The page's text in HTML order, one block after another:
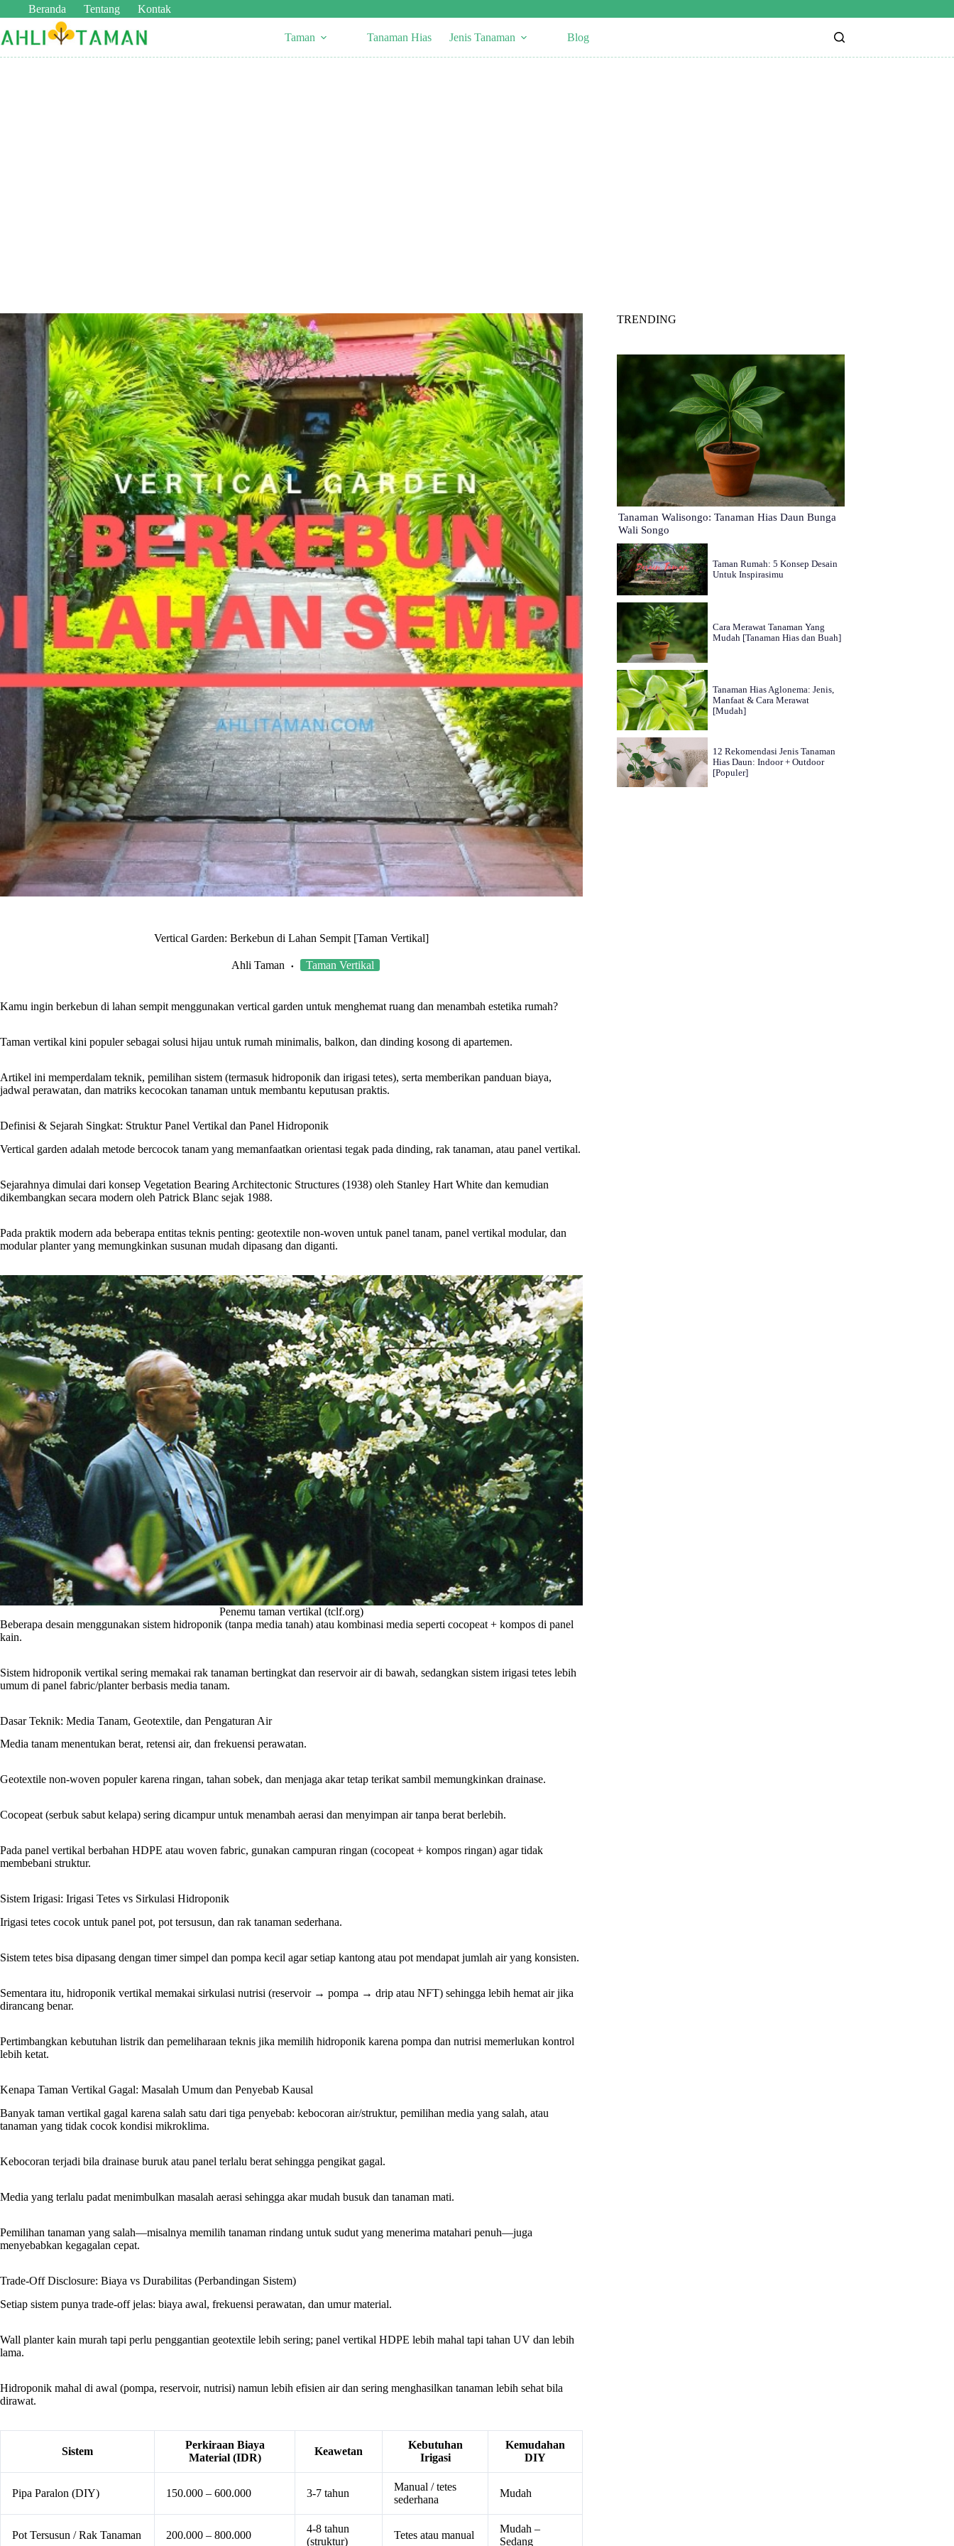
Beranda Tentang Kontak
Taman Tanaman Hias Jenis Tanaman Blog
Vertical Garden: Berkebun di Lahan Sempit [Taman Vertikal]
Ahli Taman Taman Vertikal
Kamu ingin berkebun di lahan sempit menggunakan vertical garden untuk menghemat ruang dan menambah estetika rumah?
Taman vertikal kini populer sebagai solusi hijau untuk rumah minimalis, balkon, dan dinding kosong di apartemen.
Artikel ini memperdalam teknik, pemilihan sistem (termasuk hidroponik dan irigasi tetes), serta memberikan panduan biaya,
jadwal perawatan, dan matriks kecocokan tanaman untuk membantu keputusan praktis.
Definisi & Sejarah Singkat: Struktur Panel Vertikal dan Panel Hidroponik
Vertical garden adalah metode bercocok tanam yang memanfaatkan orientasi tegak pada dinding, rak tanaman, atau panel vertikal.
Sejarahnya dimulai dari konsep Vegetation Bearing Architectonic Structures (1938) oleh Stanley Hart White dan kemudian
dikembangkan secara modern oleh Patrick Blanc sejak 1988.
Pada praktik modern ada beberapa entitas teknis penting: geotextile non-woven untuk panel tanam, panel vertikal modular, dan
modular planter yang memungkinkan susunan mudah dipasang dan diganti.
Penemu taman vertikal (tclf.org)
Beberapa desain menggunakan sistem hidroponik (tanpa media tanah) atau kombinasi media seperti cocopeat + kompos di panel
kain.
Sistem hidroponik vertikal sering memakai rak tanaman bertingkat dan reservoir air di bawah, sedangkan sistem irigasi tetes lebih
umum di panel fabric/planter berbasis media tanam.
Dasar Teknik: Media Tanam, Geotextile, dan Pengaturan Air
Media tanam menentukan berat, retensi air, dan frekuensi perawatan.
Geotextile non-woven populer karena ringan, tahan sobek, dan menjaga akar tetap terikat sambil memungkinkan drainase.
Cocopeat (serbuk sabut kelapa) sering dicampur untuk menambah aerasi dan menyimpan air tanpa berat berlebih.
Pada panel vertikal berbahan HDPE atau woven fabric, gunakan campuran ringan (cocopeat + kompos ringan) agar tidak
membebani struktur.
Sistem Irigasi: Irigasi Tetes vs Sirkulasi Hidroponik
Irigasi tetes cocok untuk panel pot, pot tersusun, dan rak tanaman sederhana.
Sistem tetes bisa dipasang dengan timer simpel dan pompa kecil agar setiap kantong atau pot mendapat jumlah air yang konsisten.
Sementara itu, hidroponik vertikal memakai sirkulasi nutrisi (reservoir → pompa → drip atau NFT) sehingga lebih hemat air jika
dirancang benar.
Pertimbangkan kebutuhan listrik dan pemeliharaan teknis jika memilih hidroponik karena pompa dan nutrisi memerlukan kontrol
lebih ketat.
Kenapa Taman Vertikal Gagal: Masalah Umum dan Penyebab Kausal
Banyak taman vertikal gagal karena salah satu dari tiga penyebab: kebocoran air/struktur, pemilihan media yang salah, atau
tanaman yang tidak cocok kondisi mikroklima.
Kebocoran terjadi bila drainase buruk atau panel terlalu berat sehingga pengikat gagal.
Media yang terlalu padat menimbulkan masalah aerasi sehingga akar mudah busuk dan tanaman mati.
Pemilihan tanaman yang salah—misalnya memilih tanaman rindang untuk sudut yang menerima matahari penuh—juga
menyebabkan kegagalan cepat.
Trade-Off Disclosure: Biaya vs Durabilitas (Perbandingan Sistem)
Setiap sistem punya trade-off jelas: biaya awal, frekuensi perawatan, dan umur material.
Wall planter kain murah tapi perlu penggantian geotextile lebih sering; panel vertikal HDPE lebih mahal tapi tahan UV dan lebih
lama.
Hidroponik mahal di awal (pompa, reservoir, nutrisi) namun lebih efisien air dan sering menghasilkan tanaman lebih sehat bila
dirawat.
Sistem
Perkiraan Biaya
Material (IDR)
Keawetan
Kebutuhan
Irigasi
Kemudahan
DIY
Pipa Paralon (DIY) 150.000 – 600.000 3-7 tahun
Manual / tetes
sederhana
Mudah
Pot Tersusun / Rak Tanaman 200.000 – 800.000
4-8 tahun
(struktur)
Tetes atau manual
Mudah –
Sedang
TRENDING
Tanaman Walisongo: Tanaman Hias Daun Bunga
Wali Songo
Taman Rumah: 5 Konsep Desain
Untuk Inspirasimu
Cara Merawat Tanaman Yang
Mudah [Tanaman Hias dan Buah]
Tanaman Hias Aglonema: Jenis,
Manfaat & Cara Merawat
[Mudah]
12 Rekomendasi Jenis Tanaman
Hias Daun: Indoor + Outdoor
[Populer]